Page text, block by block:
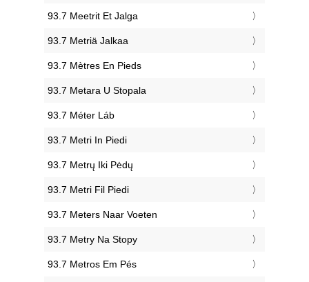
‎93.7 Meetrit Et Jalga
‎93.7 Metriä Jalkaa
‎93.7 Mètres En Pieds
‎93.7 Metara U Stopala
‎93.7 Méter Láb
‎93.7 Metri In Piedi
‎93.7 Metrų Iki Pėdų
‎93.7 Metri Fil Piedi
‎93.7 Meters Naar Voeten
‎93.7 Metry Na Stopy
‎93.7 Metros Em Pés